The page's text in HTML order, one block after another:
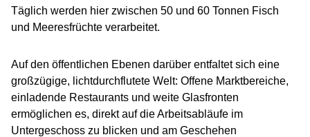
Täglich werden hier zwischen 50 und 60 Tonnen Fisch
und Meeresfrüchte verarbeitet.
Auf den öffentlichen Ebenen darüber entfaltet sich eine
großzügige, lichtdurchflutete Welt: Offene Marktbereiche,
einladende Restaurants und weite Glasfronten
ermöglichen es, direkt auf die Arbeitsabläufe im
Untergeschoss zu blicken und am Geschehen